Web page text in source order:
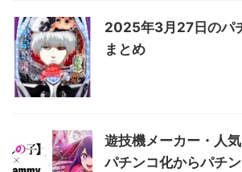
2025年3月27日のパ
まとめ
遊技機メーカー・人
パチンコ化からパチ